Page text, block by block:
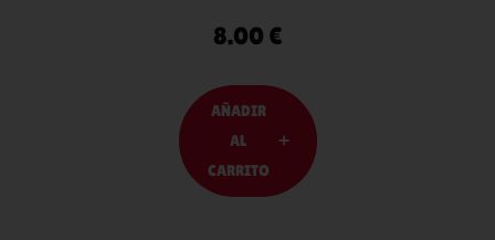
8.00 €
AÑADIR
AL
CARRITO